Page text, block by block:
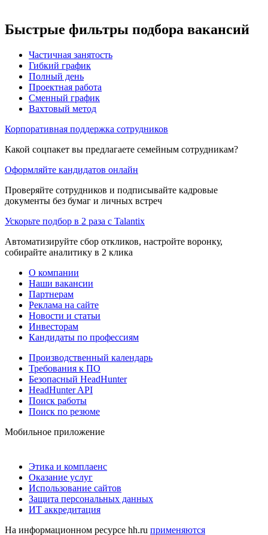
Быстрые фильтры подбора вакансий
Частичная занятость
Гибкий график
Полный день
Проектная работа
Сменный график
Вахтовый метод
Корпоративная поддержка сотрудников
Какой соцпакет вы предлагаете семейным сотрудникам?
Оформляйте кандидатов онлайн
Проверяйте сотрудников и подписывайте кадровые
документы без бумаг и личных встреч
Ускорьте подбор в 2 раза с Talantix
Автоматизируйте сбор откликов, настройте воронку,
собирайте аналитику в 2 клика
О компании
Наши вакансии
Партнерам
Реклама на сайте
Новости и статьи
Инвесторам
Кандидаты по профессиям
Производственный календарь
Требования к ПО
Безопасный HeadHunter
HeadHunter API
Поиск работы
Поиск по резюме
Мобильное приложение
Этика и комплаенс
Оказание услуг
Использование сайтов
Защита персональных данных
ИТ аккредитация
На информационном ресурсе hh.ru применяются